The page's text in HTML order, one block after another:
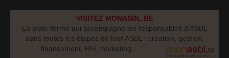
VISITEZ MONASBL.BE
La plate-forme qui accompagne les responsables d’ASBL
dans toutes les étapes de leur ASBL : création, gestion,
financement, RH, marketing...